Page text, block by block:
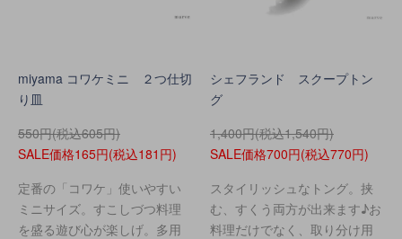
miyama コワケミニ ２つ仕切
り皿
550円(税込605円)
SALE価格165円(税込181円)
定番の「コワケ」使いやすい
ミニサイズ。すこしづつ料理
を盛る遊び心が楽しげ。多用
シェフランド スクープトン
グ
1,400円(税込1,540円)
SALE価格700円(税込770円)
スタイリッシュなトング。挟
む、すくう両方が出来ます♪お
料理だけでなく、取り分け用